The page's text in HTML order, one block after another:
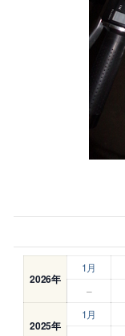
2026年
1月
–
2025年
1月